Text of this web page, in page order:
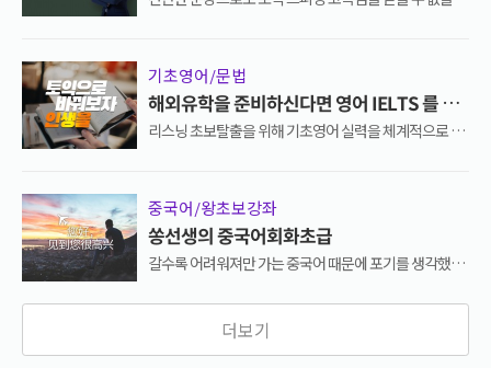
기초영어/문법
해외유학을 준비하신다면 영어 IELTS 를 준
비해야합니다!
리스닝 초보탈출을 위해 기초영어 실력을 체계적으로 학
중국어/왕초보강좌
쏭선생의 중국어회화초급
갈수록 어려워져만 가는 중국어 때문에 포기를 생각했던
한 예문으로 이제 중국어가 즐거워집니다.
더보기